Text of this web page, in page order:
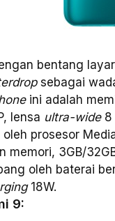
bentang
sebagai
ini adalah
lensa ultra-wide8
prosesor
memori, 3GB/
oleh baterai
18W.
9: